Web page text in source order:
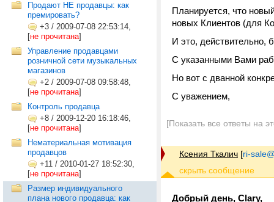
Продают НЕ продавцы: как
премировать?
+3 / 2009-07-08 22:53:14,
[не прочитана]
Управление продавцами
розничной сети музыкальных
магазинов
+2 / 2009-07-08 09:58:48,
[не прочитана]
Контроль продавца
+8 / 2009-12-20 16:18:46,
[не прочитана]
Нематериальная мотивация
продавцов
+11 / 2010-01-27 18:52:30,
[не прочитана]
Размер индивидуального
плана нового продавца: как
Планируется, что
новых Клиентов (для
И это, действительно,
С указанными Вами
Но вот с дванной
С уважением,
[Показать все ответы на
Ксения Ткалич [ri-
Добрый день, Clary,